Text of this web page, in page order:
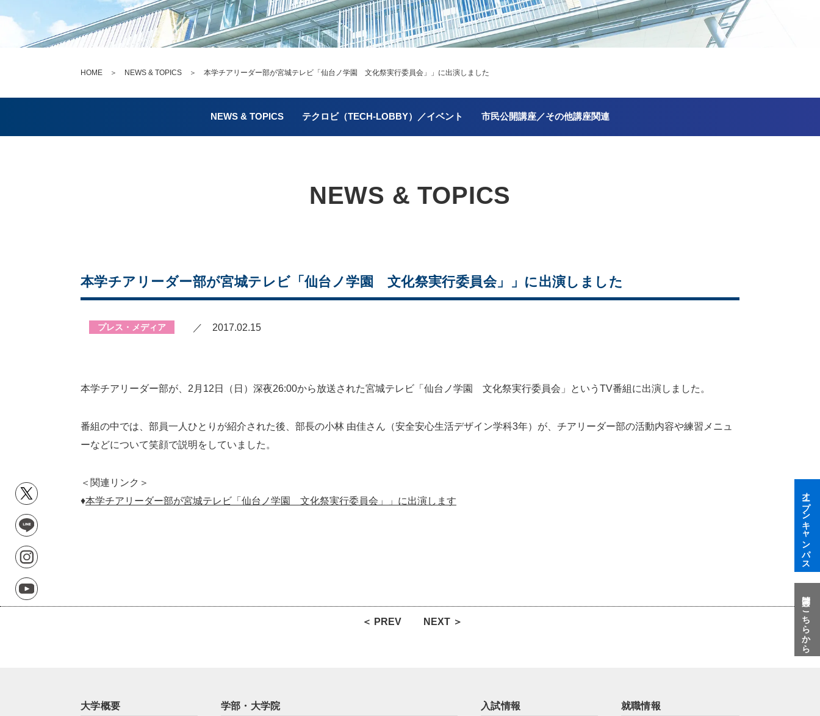
HOME ＞ NEWS & TOPICS ＞ 本学チアリーダー部が宮城テレビ「仙台ノ学園 文化祭実行委員会」」に出演しました
NEWS & TOPICS テクロビ（TECH-LOBBY）／イベント 市民公開講座／その他講座関連
NEWS & TOPICS
本学チアリーダー部が宮城テレビ「仙台ノ学園 文化祭実行委員会」」に出演しました
プレス・メディア ／ 2017.02.15
本学チアリーダー部が、2月12日（日）深夜26:00から放送された宮城テレビ「仙台ノ学園 文化祭実行委員会」というTV番組に出演しました。
番組の中では、部員一人ひとりが紹介された後、部長の小林 由佳さん（安全安心生活デザイン学科3年）が、チアリーダー部の活動内容や練習メニュ
ーなどについて笑顔で説明をしていました。
＜関連リンク＞
♦本学チアリーダー部が宮城テレビ「仙台ノ学園 文化祭実行委員会」」に出演します
＜ PREV NEXT ＞
大学概要 学部・大学院 入試情報 就職情報
オープンキャンパス
質問はこちらから